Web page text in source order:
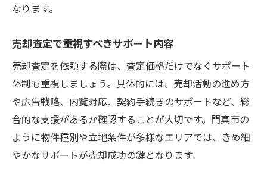
なります。
売却査定で重視すべきサポート内容
売却査定を依頼する際は、査定価格だけでなくサポート
体制も重視しましょう。具体的には、売却活動の進め方
や広告戦略、内覧対応、契約手続きのサポートなど、総
合的な支援があるか確認することが大切です。門真市の
ように物件種別や立地条件が多様なエリアでは、きめ細
やかなサポートが売却成功の鍵となります。